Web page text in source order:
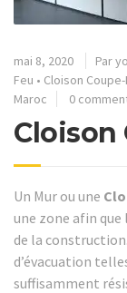
mai 8, 2020 Par
Feu • Cloison
Maroc
0
Cloison
Un Mur ou une
une zone afin que
de la construction.
d’évacuation
suffisamment